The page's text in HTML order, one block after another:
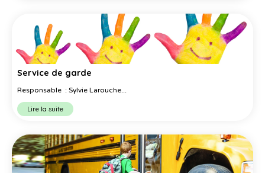
Service de garde
Responsable : Sylvie Larouche...
Lire la suite